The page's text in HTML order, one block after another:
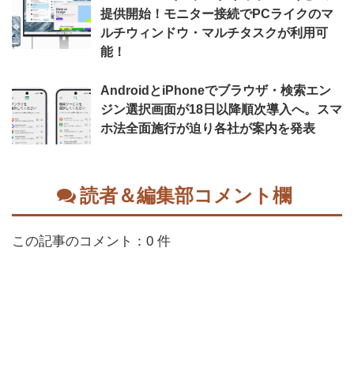
提供開始！モニター接続でPCライクのマ
ルチウィンドウ・マルチタスクが利用可
能！
AndroidとiPhoneでブラウザ・検索エン
ジン選択画面が18日以降順次導入へ。スマ
ホ法全面施行が迫り各社が案内を発表
読者＆編集部コメント欄
この記事のコメント：0 件